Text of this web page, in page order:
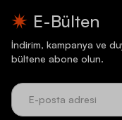
E-Bülten
İndirim, kampanya ve
bültene abone olun.